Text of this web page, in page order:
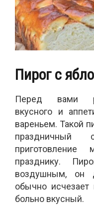
Пирог с
Перед вами
вкусного и
вареньем. Такой
праздничный
празднику.
воздушным, он
обычно
больно вкусный.